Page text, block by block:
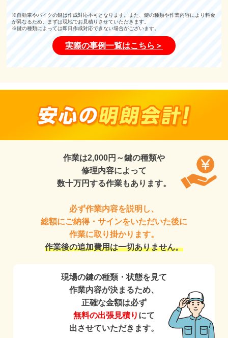
※自動車やバイクの鍵は作成対応不可となります。また、鍵の種類や作業内容により料金
が異なるため、まずは現地でお見積りさせていただきます。
※鍵の種類によっては即日作成対応できない場合がございます。
実際の事例一覧はこちら＞
作業は2,000円～鍵の種類や
修理内容によって
数十万円する作業もあります。
必ず作業内容を説明し、
総額にご納得・サインをいただいた後に
作業に取り掛かります。
作業後の追加費用は一切ありません。
現場の鍵の種類・状態を見て
作業内容が決まるため、
正確な金額は必ず
無料の出張見積り にて
出させていただきます。